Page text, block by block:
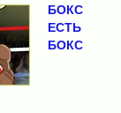
БОКС
ЕСТЬ
БОКС